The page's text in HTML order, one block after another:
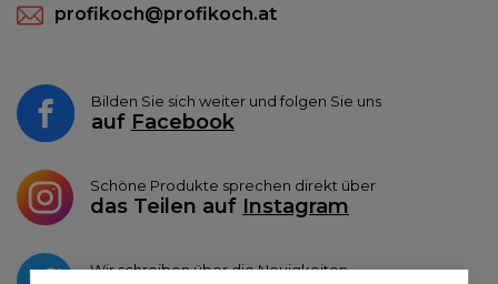
profikoch@profikoch.at
Bilden Sie sich weiter und folgen Sie uns
auf Facebook
Schöne Produkte sprechen direkt über
das Teilen auf Instagram
Wir schreiben über die Neuigkeiten